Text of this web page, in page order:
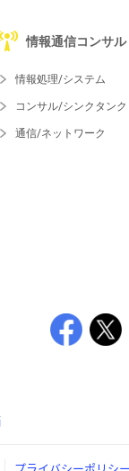
情報通信コンサル
情報処理/システム
コンサル/シンクタンク
通信/ネットワーク